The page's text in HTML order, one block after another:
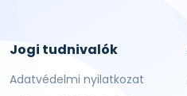
Jogi tudnivalók
Adatvédelmi nyilatkozat